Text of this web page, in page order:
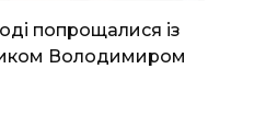
попрощалися із
Володимиром